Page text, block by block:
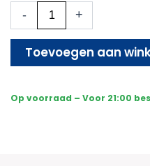
-
Beveiligingscamera
Draadloos
Dome
+
Toevoegen aan
Op voorraad – Voor 21:00